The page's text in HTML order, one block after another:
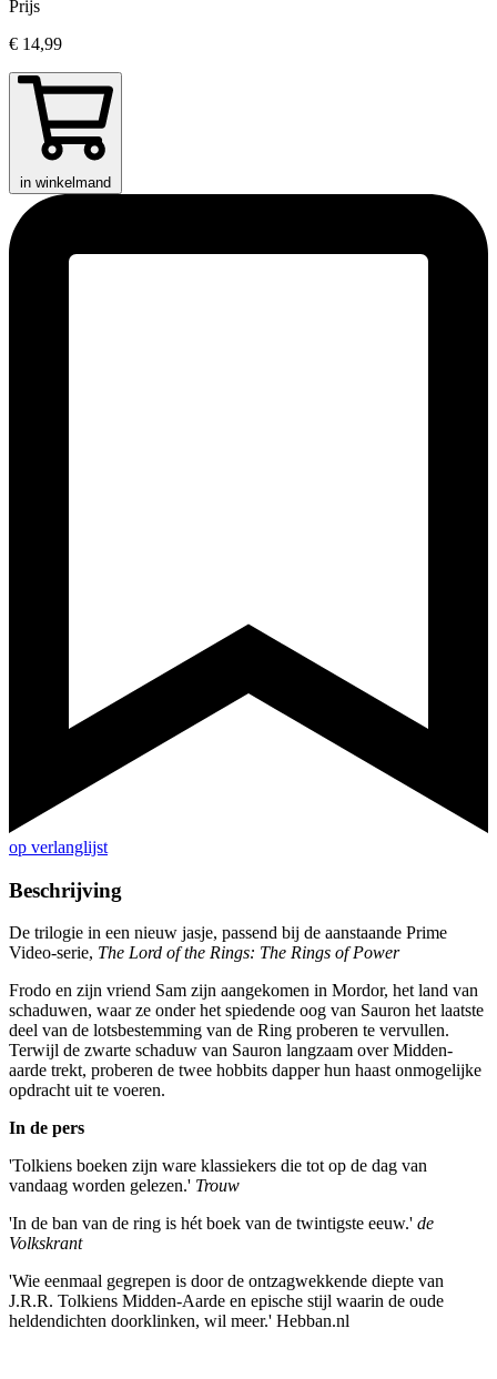
Prijs
€ 14,99
in winkelmand
op verlanglijst
Beschrijving
De trilogie in een nieuw jasje, passend bij de aanstaande Prime
Video-serie, The Lord of the Rings: The Rings of Power
Frodo en zijn vriend Sam zijn aangekomen in Mordor, het land van
schaduwen, waar ze onder het spiedende oog van Sauron het laatste
deel van de lotsbestemming van de Ring proberen te vervullen.
Terwijl de zwarte schaduw van Sauron langzaam over Midden-
aarde trekt, proberen de twee hobbits dapper hun haast onmogelijke
opdracht uit te voeren.
In de pers
'Tolkiens boeken zijn ware klassiekers die tot op de dag van
vandaag worden gelezen.' Trouw
'In de ban van de ring is hét boek van de twintigste eeuw.' de
Volkskrant
'Wie eenmaal gegrepen is door de ontzagwekkende diepte van
J.R.R. Tolkiens Midden-Aarde en epische stijl waarin de oude
heldendichten doorklinken, wil meer.' Hebban.nl